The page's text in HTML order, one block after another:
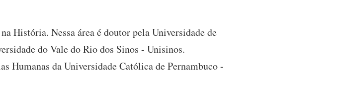
História. Nessa área é doutor pela Universidade de
do Vale do Rio dos Sinos - Unisinos.
Humanas da Universidade Católica de Pernambuco -